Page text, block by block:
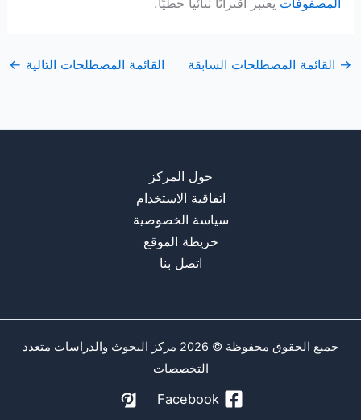
→ القائمة المصطلحات السابقة القائمة المصطلحات التالية ←
حول المركز
اتفاقية الاستخدام
سياسة الخصوصية
خريطة الموقع
اتصل بنا
جميع الحقوق محفوظة © 2026 مركز البحوث والدراسات متعدد
التخصصات
Facebook